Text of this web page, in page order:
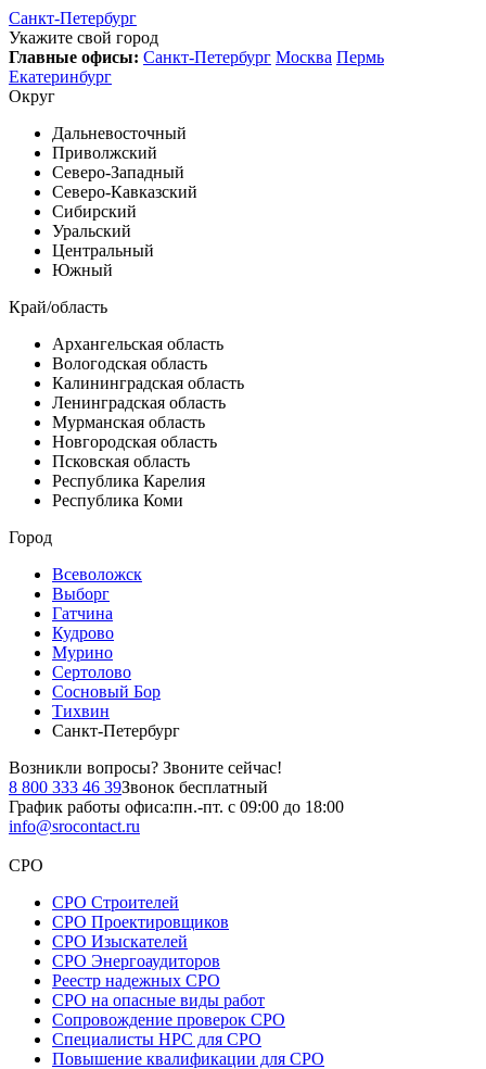
Санкт-Петербург
Укажите свой город
Главные офисы: Санкт-Петербург Москва Пермь
Екатеринбург
Округ
Дальневосточный
Приволжский
Северо-Западный
Северо-Кавказский
Сибирский
Уральский
Центральный
Южный
Край/область
Архангельская область
Вологодская область
Калининградская область
Ленинградская область
Мурманская область
Новгородская область
Псковская область
Республика Карелия
Республика Коми
Город
Всеволожск
Выборг
Гатчина
Кудрово
Мурино
Сертолово
Сосновый Бор
Тихвин
Санкт-Петербург
Возникли вопросы? Звоните сейчас!
8 800 333 46 39Звонок бесплатный
График работы офиса:пн.-пт. с 09:00 до 18:00
info@srocontact.ru
СРО
СРО Строителей
СРО Проектировщиков
СРО Изыскателей
СРО Энергоаудиторов
Реестр надежных СРО
СРО на опасные виды работ
Сопровождение проверок СРО
Специалисты НРС для СРО
Повышение квалификации для СРО